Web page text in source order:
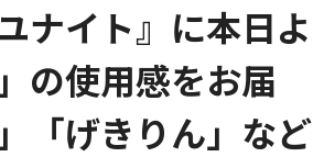
ナイト』に本日よ
の使用感をお届
「げきりん」など